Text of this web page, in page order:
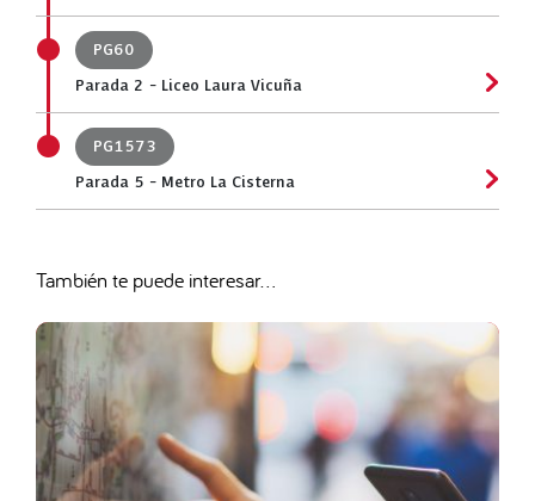
PG60
Parada 2 - Liceo Laura Vicuña
PG1573
Parada 5 - Metro La Cisterna
También te puede interesar...